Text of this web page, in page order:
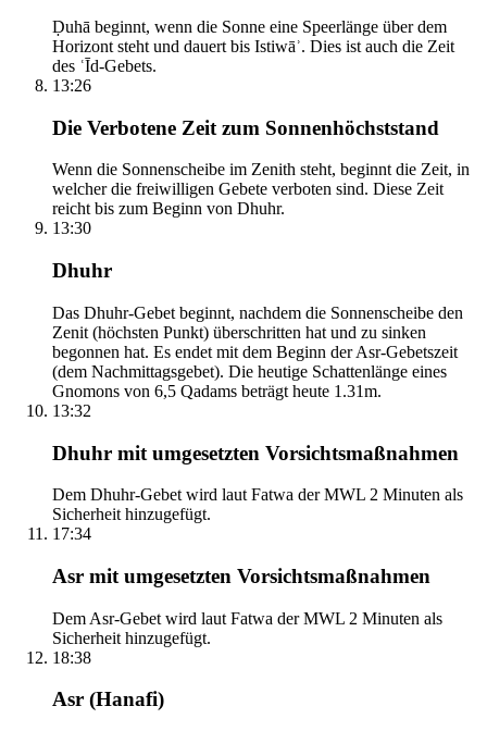
Ḍuhā beginnt, wenn die Sonne eine Speerlänge über dem
Horizont steht und dauert bis Istiwāʾ. Dies ist auch die Zeit
des ʿĪd-Gebets.
13:26
Die Verbotene Zeit zum Sonnenhöchststand
Wenn die Sonnenscheibe im Zenith steht, beginnt die Zeit, in
welcher die freiwilligen Gebete verboten sind. Diese Zeit
reicht bis zum Beginn von Dhuhr.
13:30
Dhuhr
Das Dhuhr-Gebet beginnt, nachdem die Sonnenscheibe den
Zenit (höchsten Punkt) überschritten hat und zu sinken
begonnen hat. Es endet mit dem Beginn der Asr-Gebetszeit
(dem Nachmittagsgebet). Die heutige Schattenlänge eines
Gnomons von 6,5 Qadams beträgt heute 1.31m.
13:32
Dhuhr mit umgesetzten Vorsichtsmaßnahmen
Dem Dhuhr-Gebet wird laut Fatwa der MWL 2 Minuten als
Sicherheit hinzugefügt.
17:34
Asr mit umgesetzten Vorsichtsmaßnahmen
Dem Asr-Gebet wird laut Fatwa der MWL 2 Minuten als
Sicherheit hinzugefügt.
18:38
Asr (Hanafi)